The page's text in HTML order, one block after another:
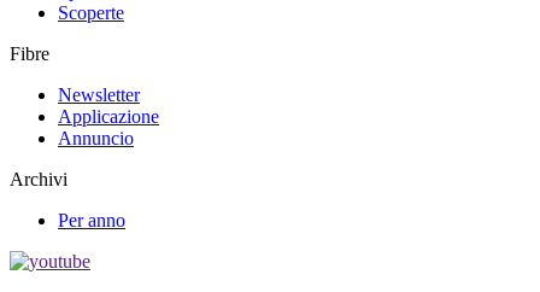
Scoperte
Fibre
Newsletter
Applicazione
Annuncio
Archivi
Per anno